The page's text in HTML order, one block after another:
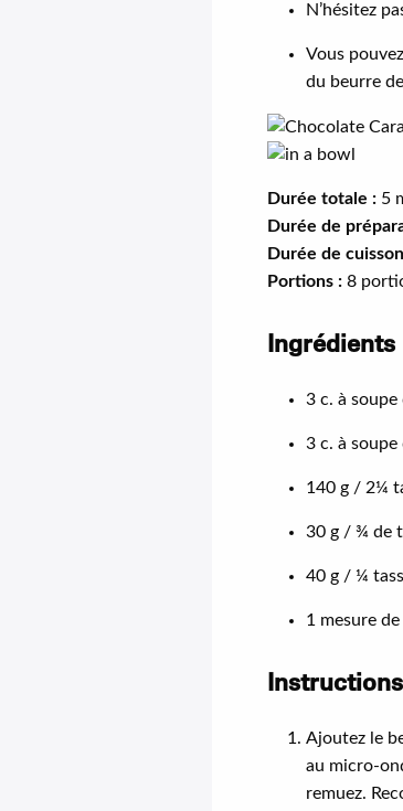
N’hésitez
Vous
du beurre
Durée totale : 5
Durée de
Durée de
Portions : 8
Ingrédients
3 c. à soupe
3 c. à
140 g / 2¼
30 g / ¾ de
40 g / ¼
1 mesure
Instructions
Ajoutez le
au micro-
remuez.